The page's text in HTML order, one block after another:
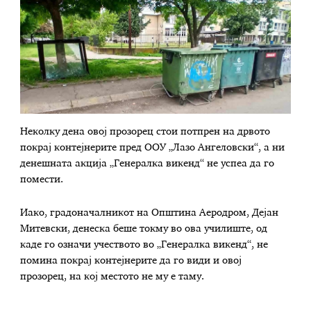
Неколку дена овој прозорец стои потпрен на дрвото
покрај контејнерите пред ООУ „Лазо Ангеловски“, а ни
денешната акција „Генералка викенд“ не успеа да го
помести.
Иако, градоначалникот на Општина Аеродром, Дејан
Митевски, денеска беше токму во ова училиште, од
каде го означи учеството во „Генералка викенд“, не
помина покрај контејнерите да го види и овој
прозорец, на кој местото не му е таму.